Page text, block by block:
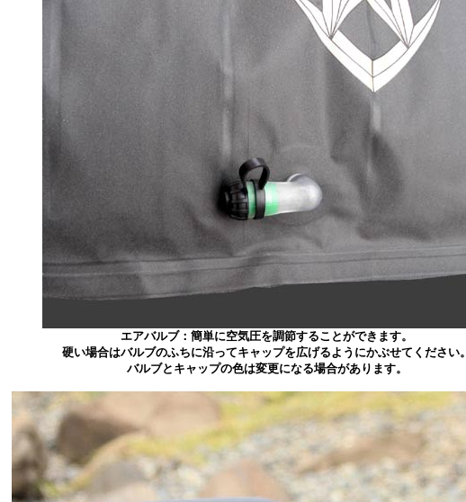
エアバルブ：簡単に空気圧を調節することができます。
硬い場合はバルブのふちに沿ってキャップを広げるようにかぶせてください。
バルブとキャップの色は変更になる場合があります。